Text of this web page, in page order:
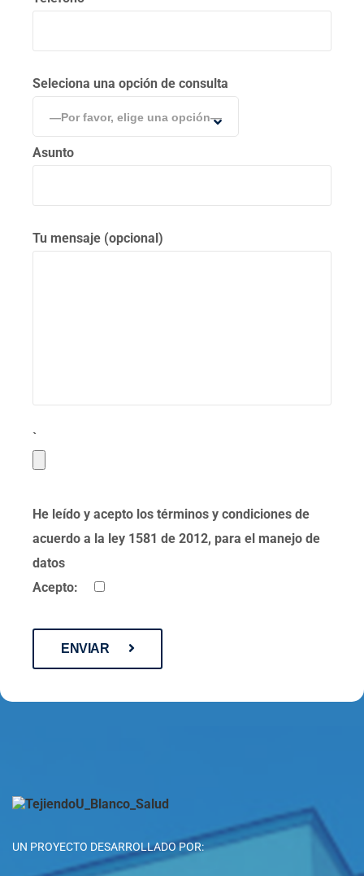
Seleciona una opción de consulta
—Por favor, elige una opción—
Asunto
Tu mensaje (opcional)
`
He leído y acepto los términos y condiciones de
acuerdo a la ley 1581 de 2012, para el manejo de
datos
Acepto:
ENVIAR
UN PROYECTO DESARROLLADO POR: